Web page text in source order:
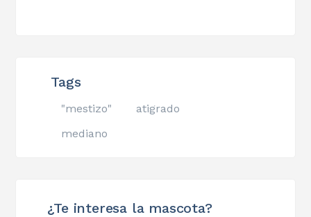
Tags
"mestizo"
atigrado
mediano
¿Te interesa la mascota?